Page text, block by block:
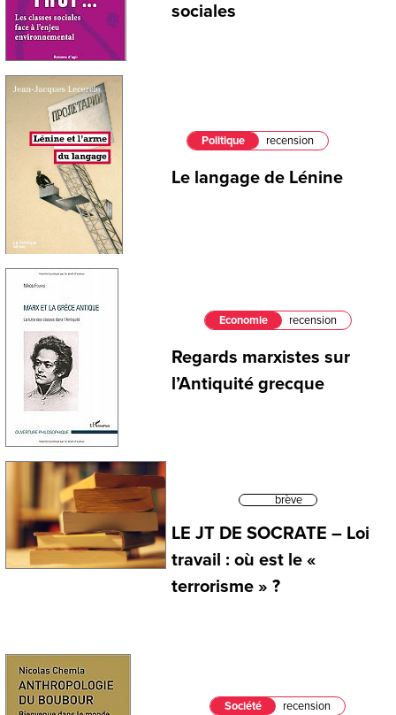
sociales
Politique recension
Le langage de Lénine
Economie recension
Regards marxistes sur
l’Antiquité grecque
brève
LE JT DE SOCRATE – Loi
travail : où est le «
terrorisme » ?
Société recension